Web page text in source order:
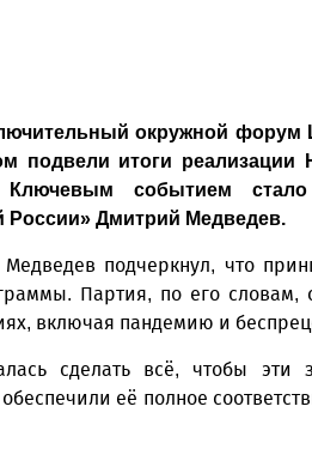
окружной форум
подвели итоги
событием стало
России» Дмитрий Медведев.
подчеркнул, что
Партия, по его словам,
включая пандемию и
сделать всё, чтобы
её полное